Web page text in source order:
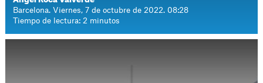
Barcelona. Viernes, 7 de octubre de 2022. 08:28
Tiempo de lectura: 2 minutos